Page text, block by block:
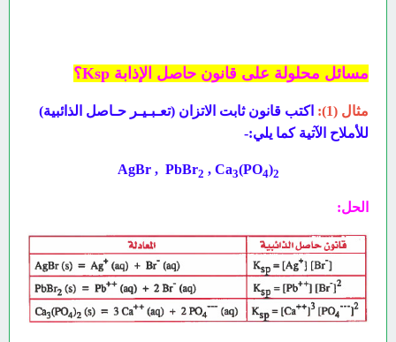
مسائل محلولة على قانون حاصل الإذابة Ksp؟
مثال (1):
اكتب قانون ثابت الاتزان (تعـبـيـر حـاصل الذائبية)
للأملاح الآتية كما يلي:-
AgBr , PbBr2 , Ca3(PO4)2
الحل: